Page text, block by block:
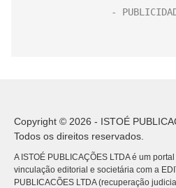
Copyright © 2026 - ISTOÉ
Todos os direitos reservados.
A ISTOÉ PUBLICAÇÕES LTDA é um
vinculação editorial e societária com a
PUBLICACÕES LTDA (recuperação